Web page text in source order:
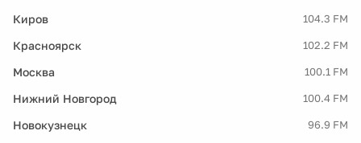
Киров 104.3 FM
Красноярск 102.2 FM
Москва 100.1 FM
Нижний Новгород 100.4 FM
Новокузнецк 96.9 FM